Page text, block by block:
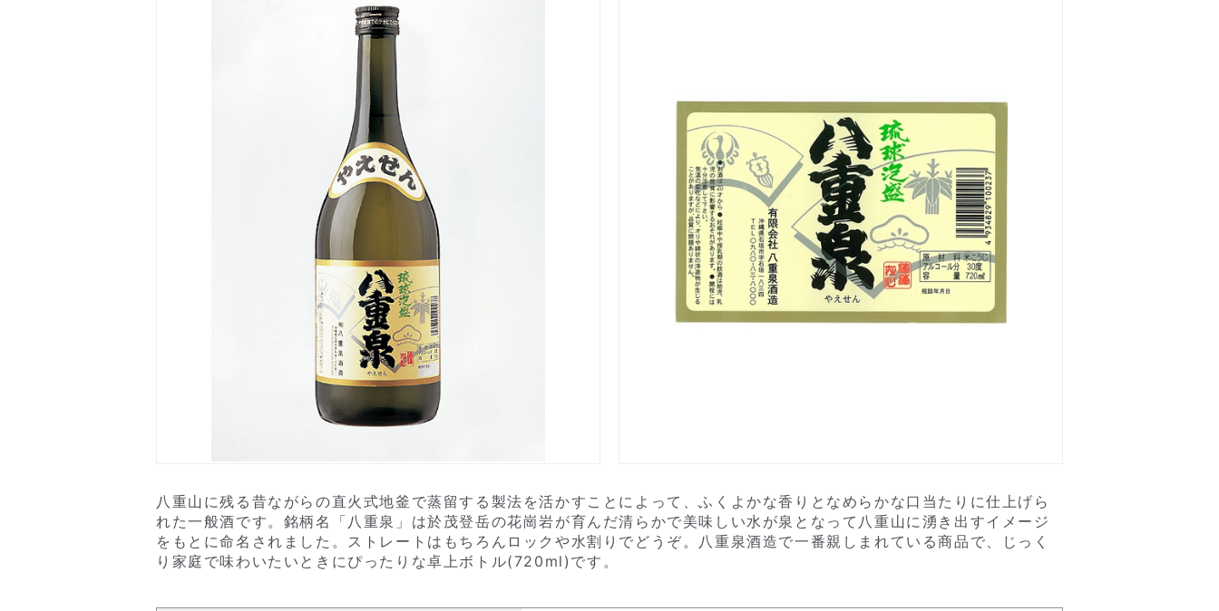
八重山に残る昔ながらの直火式地釜で蒸留する製法を活かすことによって、ふくよかな香りとなめらかな口当たりに仕上げら
れた一般酒です。銘柄名「八重泉」は於茂登岳の花崗岩が育んだ清らかで美味しい水が泉となって八重山に湧き出すイメージ
をもとに命名されました。ストレートはもちろんロックや水割りでどうぞ。八重泉酒造で一番親しまれている商品で、じっく
り家庭で味わいたいときにぴったりな卓上ボトル(720ml)です。